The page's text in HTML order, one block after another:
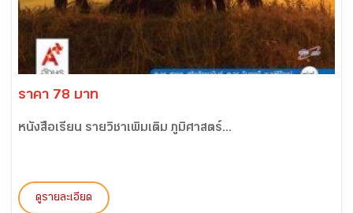
ราคา 78 บาท
หนังสือเรียน รายวิชาเพิ่มเติม ภูมิศาสตร์...
ดูรายละเอียด